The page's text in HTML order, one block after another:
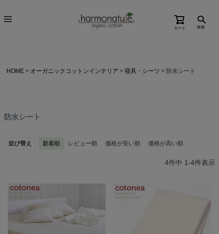
カート 検索
HOME オーガニックコットンインテリア 寝具・シーツ 防水シート
防水シート
並び替え 新着順 レビュー順 価格が安い順 価格が高い順
4件中 1-4件表示